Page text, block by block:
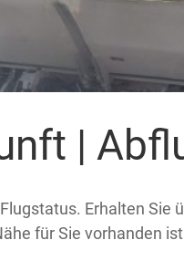
|
Erhalten Sie
für Sie vorhanden